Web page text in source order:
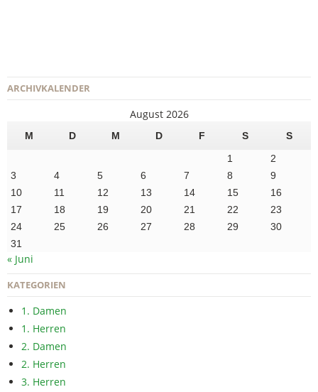
ARCHIVKALENDER
August 2026
M D M D F S
S
1
2
3
4 5 6 7 8
9
10
11 12 13 14 15
16
17
18 19 20 21 22
23
24
25 26 27 28 29
30
31
« Juni
KATEGORIEN
1. Damen
1. Herren
2. Damen
2. Herren
3. Herren